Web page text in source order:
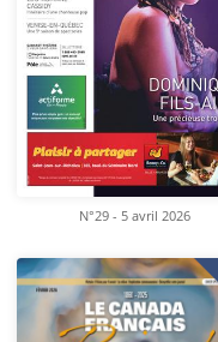
N°29 - 5 avril 2026